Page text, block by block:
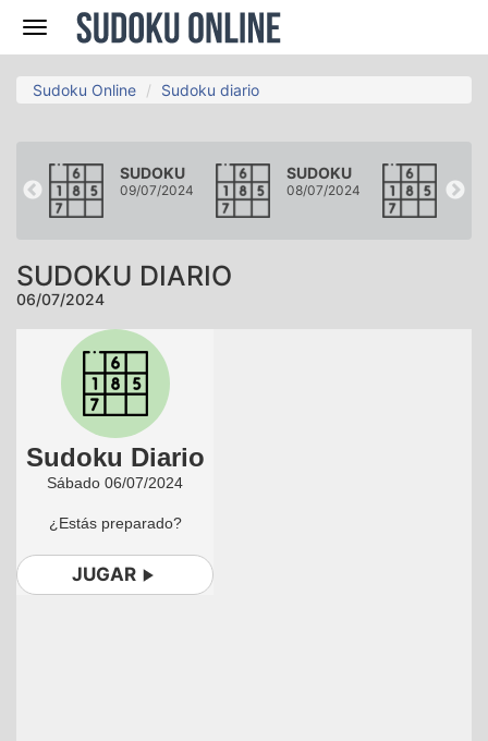
Navegación
Sudoku Online Sudoku diario
SUDOKU
09/07/2024
SUDOKU
08/07/2024 07/
SUDOKU DIARIO
06/07/2024
Sudoku Diario
Sábado 06/07/2024
¿Estás preparado?
JUGAR